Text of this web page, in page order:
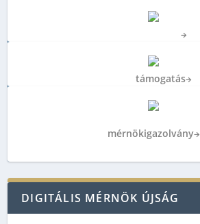
→
támogatás→
mérnökigazolvány→
DIGITÁLIS MÉRNÖK ÚJSÁG